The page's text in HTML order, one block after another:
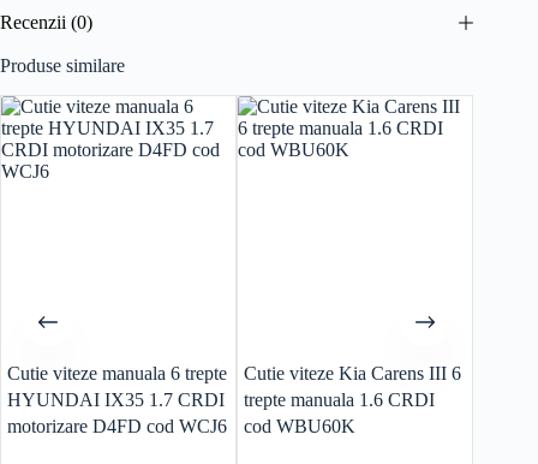
Recenzii (0)
Produse similare
Cutie viteze manuala 6 trepte
HYUNDAI IX35 1.7 CRDI
motorizare D4FD cod WCJ6
Cutie viteze Kia Carens III 6
trepte manuala 1.6 CRDI
cod WBU60K